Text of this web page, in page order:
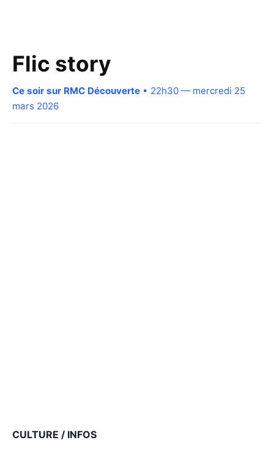
Flic story
Ce soir sur RMC Découverte • 22h30 — mercredi 25
mars 2026
CULTURE / INFOS